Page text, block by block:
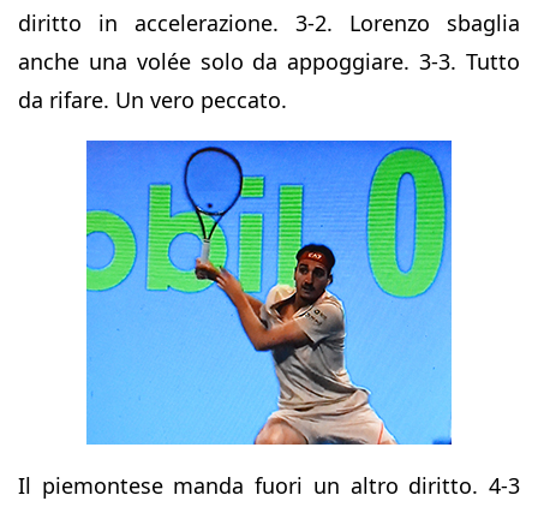
diritto in accelerazione. 3-2. Lorenzo sbaglia
anche una volée solo da appoggiare. 3-3. Tutto
da rifare. Un vero peccato.
Il piemontese manda fuori un altro diritto. 4-3